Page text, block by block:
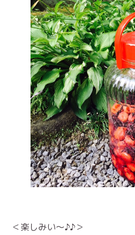
＜楽しみい〜♪♪＞